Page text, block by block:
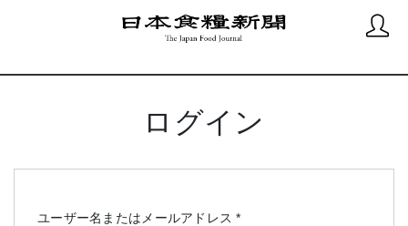
ログイン
ユーザー名またはメールアドレス*必